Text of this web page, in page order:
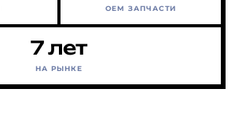
OEM ЗАПЧАСТИ
7 лет
НА РЫНКЕ